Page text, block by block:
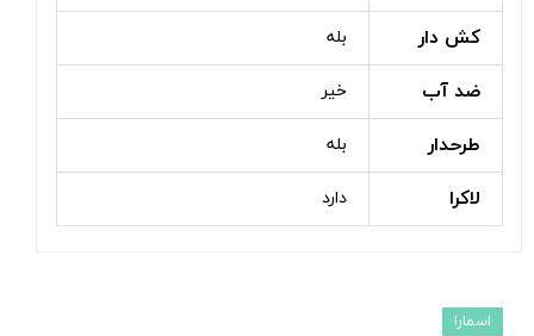
کش دار بله
ضد آب خیر
طرحدار بله
لاکرا دارد
اسمارا